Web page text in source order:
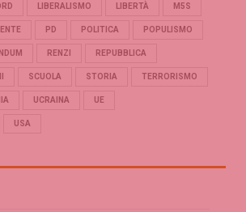
LIBERALISMO LIBERTÀ M5S
PD POLITICA POPULISMO
RENZI REPUBBLICA
SCUOLA STORIA TERRORISMO
UCRAINA UE
USA